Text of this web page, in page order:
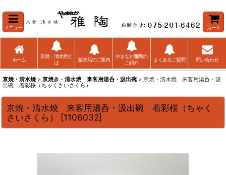
京焼・清水焼> 京焼き・清水焼 来客用湯呑・汲出碗 > 京焼・清水焼 来客用湯呑・汲
出碗 着彩桜（ちゃくさいさくら）
メニュー カート
ホーム
京焼・清水焼と
は
販売店のご案内
やまなか雅陶の
ご紹介
よくあるご質問 問い合わせ
京焼・清水焼 来客用湯呑・汲出碗 着彩桜（ちゃく
さいさくら）
[1106032]